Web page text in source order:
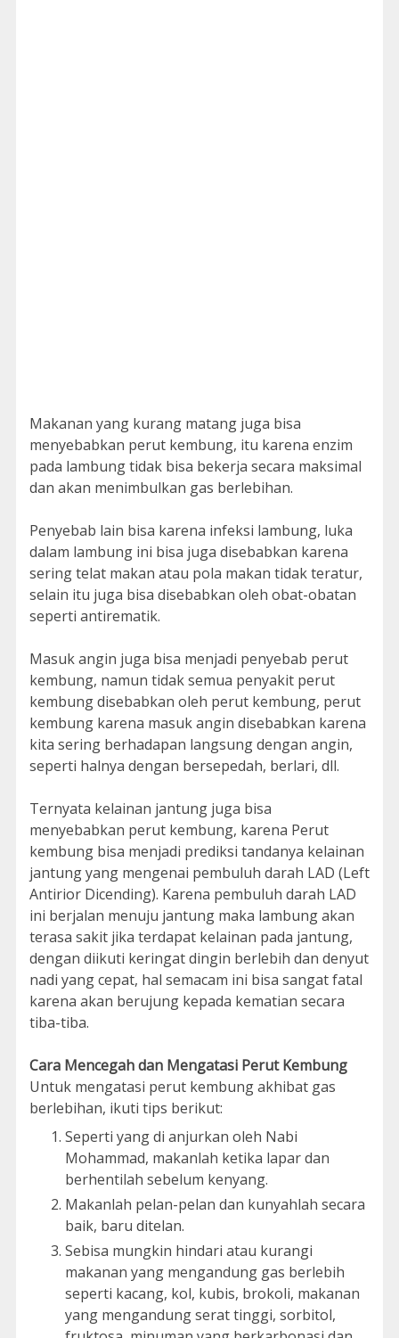
Makanan yang kurang matang juga bisa
menyebabkan perut kembung, itu karena enzim
pada lambung tidak bisa bekerja secara maksimal
dan akan menimbulkan gas berlebihan.
Penyebab lain bisa karena infeksi lambung, luka
dalam lambung ini bisa juga disebabkan karena
sering telat makan atau pola makan tidak teratur,
selain itu juga bisa disebabkan oleh obat-obatan
seperti antirematik.
Masuk angin juga bisa menjadi penyebab perut
kembung, namun tidak semua penyakit perut
kembung disebabkan oleh perut kembung, perut
kembung karena masuk angin disebabkan karena
kita sering berhadapan langsung dengan angin,
seperti halnya dengan bersepedah, berlari, dll.
Ternyata kelainan jantung juga bisa
menyebabkan perut kembung, karena Perut
kembung bisa menjadi prediksi tandanya kelainan
jantung yang mengenai pembuluh darah LAD (Left
Antirior Dicending). Karena pembuluh darah LAD
ini berjalan menuju jantung maka lambung akan
terasa sakit jika terdapat kelainan pada jantung,
dengan diikuti keringat dingin berlebih dan denyut
nadi yang cepat, hal semacam ini bisa sangat fatal
karena akan berujung kepada kematian secara
tiba-tiba.
Cara Mencegah dan Mengatasi Perut Kembung
Untuk mengatasi perut kembung akhibat gas
berlebihan, ikuti tips berikut:
Seperti yang di anjurkan oleh Nabi
Mohammad, makanlah ketika lapar dan
berhentilah sebelum kenyang.
Makanlah pelan-pelan dan kunyahlah secara
baik, baru ditelan.
Sebisa mungkin hindari atau kurangi
makanan yang mengandung gas berlebih
seperti kacang, kol, kubis, brokoli, makanan
yang mengandung serat tinggi, sorbitol,